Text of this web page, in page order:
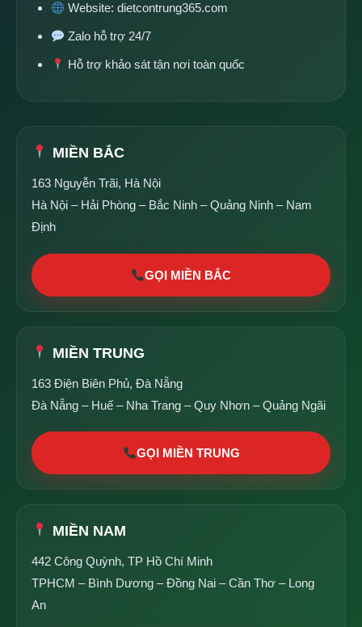
Website:dietcontrung365.com
Zalo hỗ trợ 24/7
Hỗ trợ khảo sát tận nơi toàn quốc
MIỀN BẮC
163 Nguyễn Trãi, Hà Nội
Hà Nội – Hải Phòng – Bắc Ninh – Quảng Ninh – Nam
Định
GỌI MIỀN BẮC
MIỀN TRUNG
163 Điện Biên Phủ, Đà Nẵng
Đà Nẵng – Huế – Nha Trang – Quy Nhơn – Quảng Ngãi
GỌI MIỀN TRUNG
MIỀN NAM
442 Công Quỳnh, TP Hồ Chí Minh
TPHCM – Bình Dương – Đồng Nai – Cần Thơ – Long
An